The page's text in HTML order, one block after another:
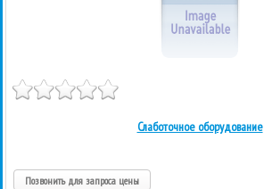
Слаботочное оборудование
Позвонить для запроса цены